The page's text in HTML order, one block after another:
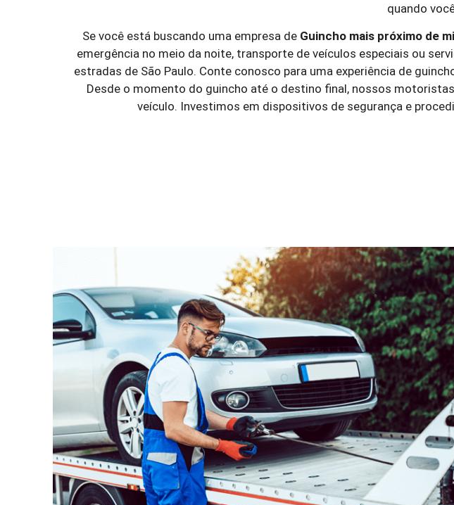
quando
Se você está buscando uma empresa de Guincho mais próximo de
emergência no meio da noite, transporte de veículos especiais ou
estradas de São Paulo. Conte conosco para uma experiência de
Desde o momento do guincho até o destino final, nossos
veículo. Investimos em dispositivos de segurança e